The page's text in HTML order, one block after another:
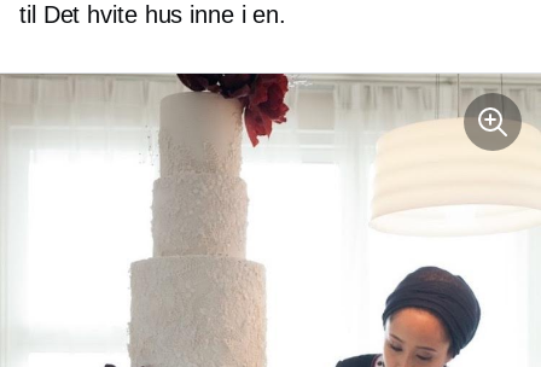
til Det hvite hus inne i en.